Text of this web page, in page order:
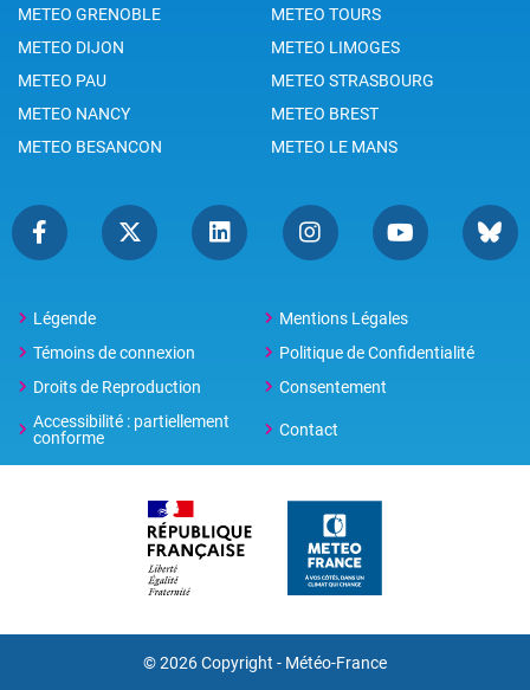
METEO GRENOBLE
METEO TOURS
METEO DIJON
METEO LIMOGES
METEO PAU
METEO STRASBOURG
METEO NANCY
METEO BREST
METEO BESANCON
METEO LE MANS
Légende
Mentions Légales
Témoins de connexion
Politique de Confidentialité
Droits de Reproduction
Consentement
Accessibilité : partiellement
conforme
Contact
© 2026 Copyright - Météo-France